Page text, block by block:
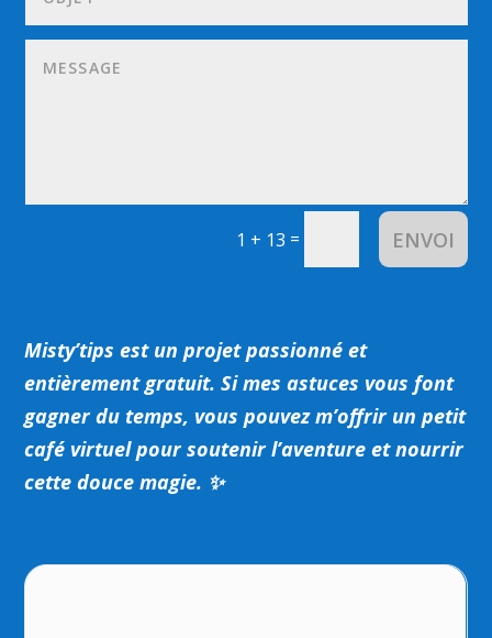
1 + 13 = ENVOI
Misty’tips est un projet passionné et
entièrement gratuit. Si mes astuces vous font
gagner du temps, vous pouvez m’offrir un petit
café virtuel pour soutenir l’aventure et nourrir
cette douce magie. ✨